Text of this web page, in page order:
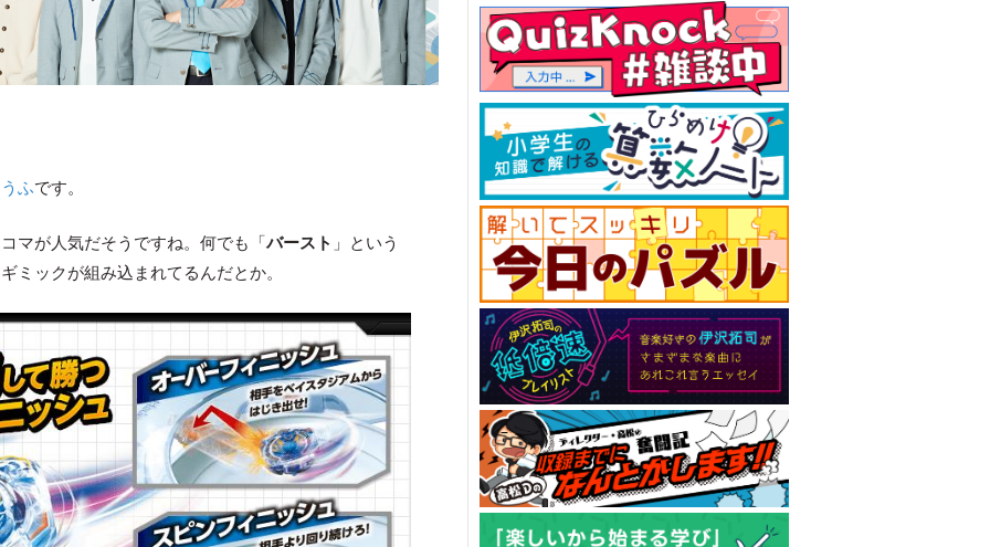
ふです。
マが人気だそうですね。何でも「バースト 」という
ミックが組み込まれてるんだとか。